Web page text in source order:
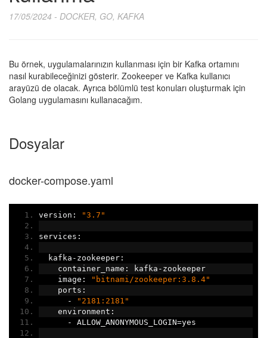
17/05/2024 - DOCKER, GO, KAFKA
Bu örnek, uygulamalarınızın kullanması için bir Kafka ortamını
nasıl kurabileceğinizi gösterir. Zookeeper ve Kafka kullanıcı
arayüzü de olacak. Ayrıca bölümlü test konuları oluşturmak için
Golang uygulamasını kullanacağım.
Dosyalar
docker-compose.yaml
version : "3.7"
services :
  kafka
- zookeeper:
    container_name
: kafka - zookeeper
    image
:
"bitnami/zookeeper:3.8.4"
    ports
:
-
"2181:2181"
    environment
:
- ALLOW_ANONYMOUS_LOGIN=yes